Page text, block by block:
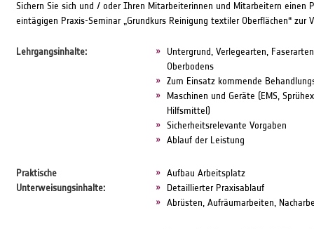
Sichern Sie sich und / oder Ihren Mitarbeiterinnen und Mitarbeitern einen
eintägigen Praxis-Seminar „Grundkurs Reinigung textiler Oberflächen“ zur
Lehrgangsinhalte:
Untergrund, Verlegearten,
Oberbodens
Zum Einsatz kommende
Maschinen und Geräte (EMS,
Hilfsmittel)
Sicherheitsrelevante Vorgaben
Ablauf der Leistung
Praktische
Unterweisungsinhalte:
Aufbau Arbeitsplatz
Detaillierter Praxisablauf
Abrüsten, Aufräumarbeiten,